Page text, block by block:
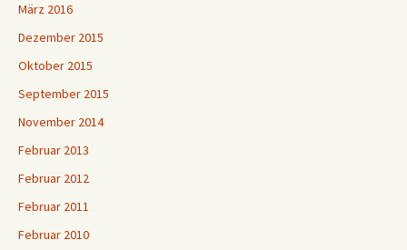
März 2016
Dezember 2015
Oktober 2015
September 2015
November 2014
Februar 2013
Februar 2012
Februar 2011
Februar 2010